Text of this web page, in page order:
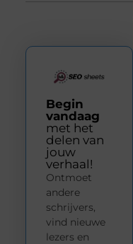
Begin
vandaag
met het
delen van
jouw
verhaal!
Ontmoet
andere
schrijvers,
vind nieuwe
lezers en